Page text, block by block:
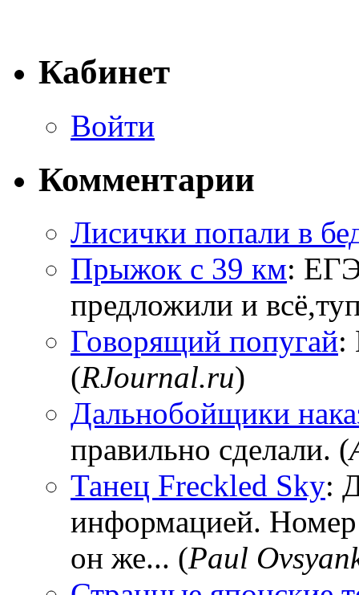
Кабинет
Войти
Комментарии
Лисички попали в
Прыжок с 39 км:
предложили и
Говорящий попугай:
(RJournal.ru)
Дальнобойщики
правильно сделали. (
Танец Freckled Sky:
информацией.
он же... (Paul